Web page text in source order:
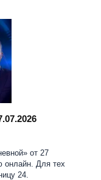
от 27
онлайн. Для тех
24.